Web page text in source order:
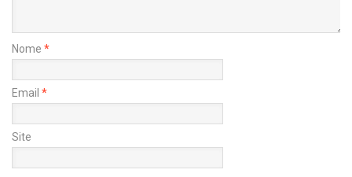
Nome *
Email *
Site